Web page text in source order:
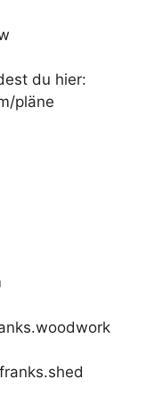
du hier:
pläne